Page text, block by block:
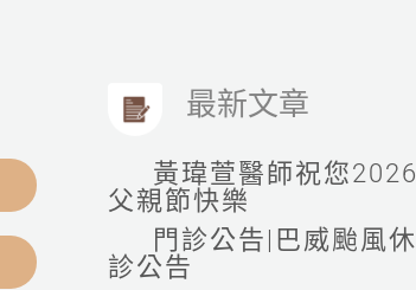
最新文章
黃瑋萱醫師祝您2026
父親節快樂
門診公告|巴威颱風休
診公告